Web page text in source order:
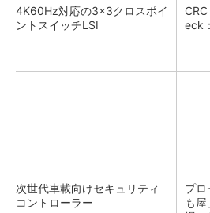
4K60Hz対応の3×3クロスポイ
ントスイッチLSI
eck
次世代車載向けセキュリティ
コントローラー
プロ
も